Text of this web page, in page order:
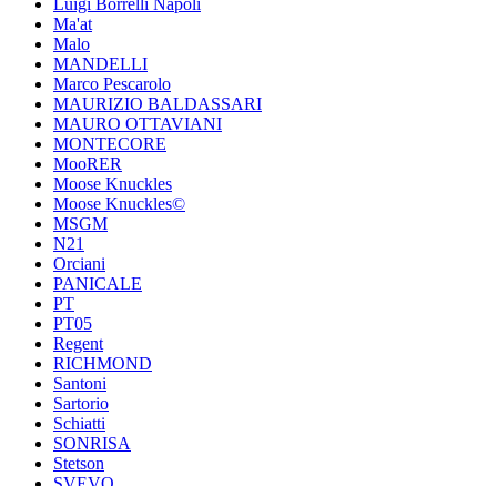
Luigi Borrelli Napoli
Ma'at
Malo
MANDELLI
Marco Pescarolo
MAURIZIO BALDASSARI
MAURO OTTAVIANI
MONTECORE
MooRER
Moose Knuckles
Moose Knuckles©️
MSGM
N21
Orciani
PANICALE
PT
PT05
Regent
RICHMOND
Santoni
Sartorio
Schiatti
SONRISA
Stetson